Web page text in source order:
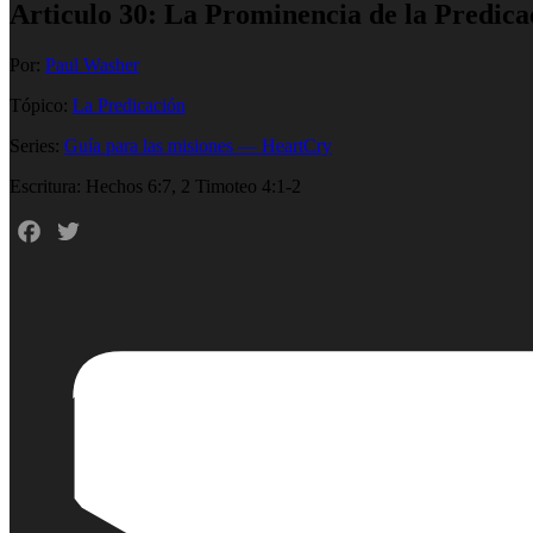
Articulo 30: La Prominencia de la
Por: Paul Washer
Tópico: La Predicación
Series: Guía para las misiones — HeartCry
Escritura: Hechos 6:7, 2 Timoteo 4:1-2
Facebook